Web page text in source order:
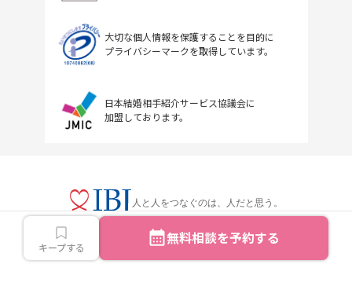
キープする 無料相談を予約する
大切な個人情報を保護することを目的に
プライバシーマークを取得しています。
日本結婚相手紹介サービス協議会に
加盟しております。
人と人をつなぐのは、人だと思う。